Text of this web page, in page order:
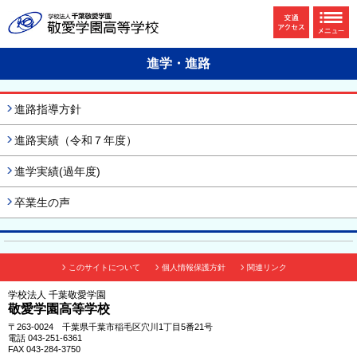
進学・進路
進路指導方針
進路実績（令和７年度）
進学実績(過年度)
卒業生の声
このサイトについて 個人情報保護方針 関連リンク
学校法人 千葉敬愛学園
敬愛学園高等学校
〒263-0024 千葉県千葉市稲毛区穴川1丁目5番21号
電話 043-251-6361
FAX 043-284-3750